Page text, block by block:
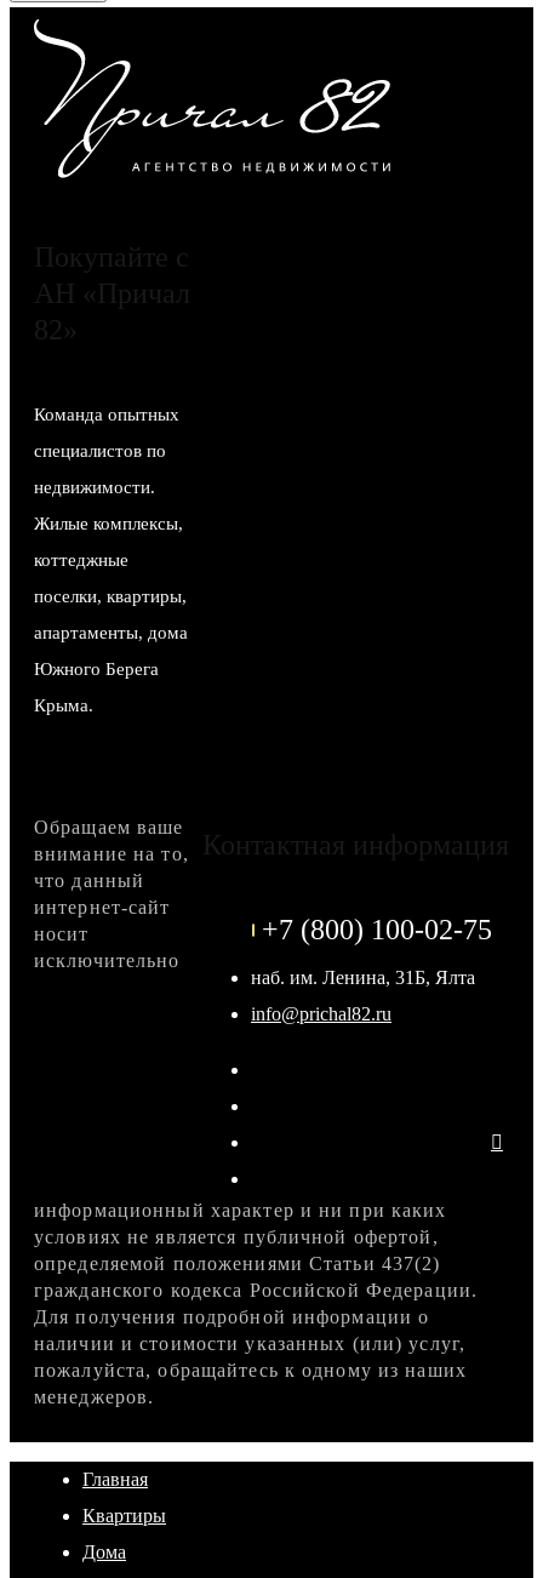
Покупайте с
АН «Причал
82»
Команда опытных
специалистов по
недвижимости.
Жилые комплексы,
коттеджные
поселки, квартиры,
апартаменты, дома
Южного Берега
Крыма.
Контактная информация
+7 (800) 100-02-75
наб. им. Ленина, 31Б, Ялта
info@prichal82.ru
Обращаем ваше
внимание на то,
что данный
интернет-сайт
носит
исключительно
информационный характер и ни при каких
условиях не является публичной офертой,
определяемой положениями Статьи 437(2)
гражданского кодекса Российской Федерации.
Для получения подробной информации о
наличии и стоимости указанных (или) услуг,
пожалуйста, обращайтесь к одному из наших
менеджеров.
Главная
Квартиры
Дома